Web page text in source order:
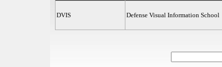
DVIS Defense Visual Information School